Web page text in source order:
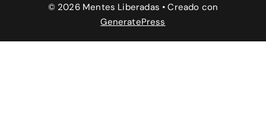
© 2026 Mentes Liberadas • Creado con
GeneratePress